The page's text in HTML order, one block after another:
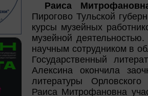
Раиса
Пирогово Тульской
курсы музейных
музейной
научным сотрудником в
Государственный
Алексина окончила
литературы Орловского
Раиса Митрофановна